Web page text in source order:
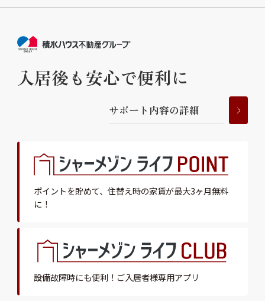
入居後も安心で便利に
サポー ト 内容の詳細
ポイントを貯めて、 住替え時の家賃が最大3ヶ月無料
に！
設備故障時にも便利！ ご入居者様専用アプリ